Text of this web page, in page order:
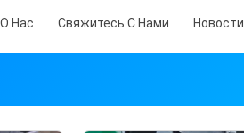
О Нас Свяжитесь С Нами Новости